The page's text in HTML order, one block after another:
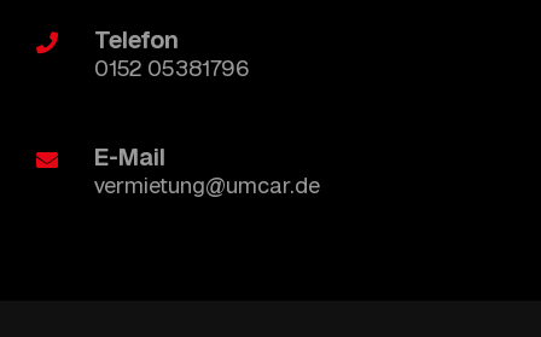
Telefon
0152 05381796
E-Mail
vermietung@umcar.de